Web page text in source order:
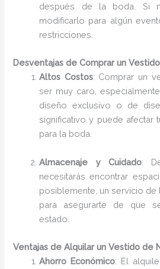
después de la boda. Si
modificarlo para algún
restricciones.
Desventajas de Comprar un
Altos Costos: Comprar un
ser muy caro,
diseño exclusivo o de
significativo y puede afectar
para la boda.
Almacenaje y Cuidado:
necesitarás encontrar
posiblemente, un servicio
para asegurarte de que
estado.
Ventajas de Alquilar un Vestido de
Ahorro Económico: El